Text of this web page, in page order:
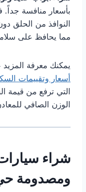
بأسعار منافسة جداً.
النوافذ من الحلق
مما يحافظ على
يمكنك معرفة
أسعار وتقييمات
التي ترفع من قيمة
الوزن الصافي
شراء
ومصدومة